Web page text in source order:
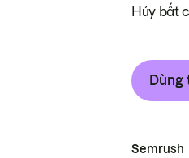
Hủy bất
Dùng
Semrush